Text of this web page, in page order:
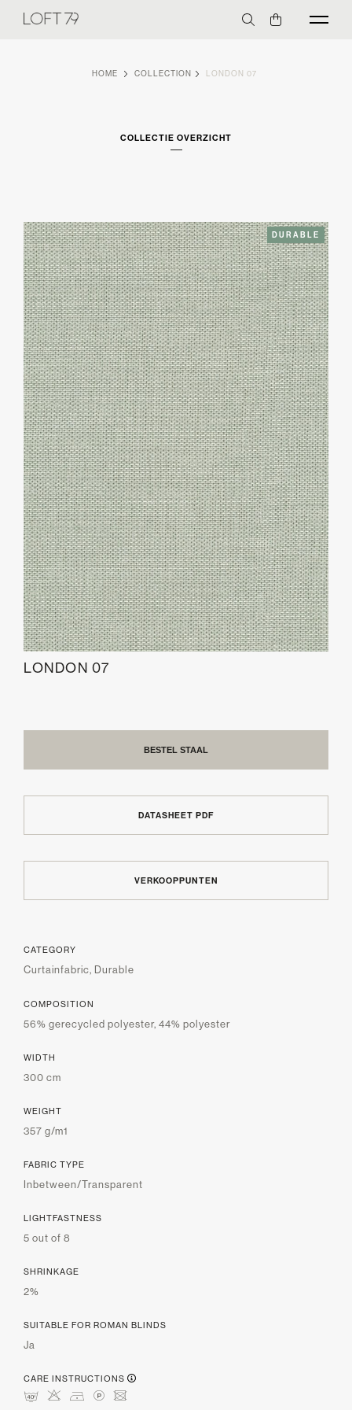
HOME COLLECTION LONDON 07
COLLECTIE OVERZICHT
DURABLE
LONDON 07
BESTEL STAAL
DATASHEET PDF
VERKOOPPUNTEN
CATEGORY
Curtainfabric, Durable
COMPOSITION
56% gerecycled polyester, 44% polyester
WIDTH
300 cm
WEIGHT
357 g/m1
FABRIC TYPE
Inbetween/Transparent
LIGHTFASTNESS
5 out of 8
SHRINKAGE
2%
SUITABLE FOR ROMAN BLINDS
Ja
CARE INSTRUCTIONS
nHDLU